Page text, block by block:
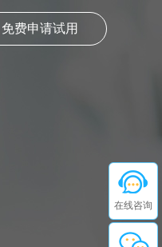
免费申请试用
在线咨询